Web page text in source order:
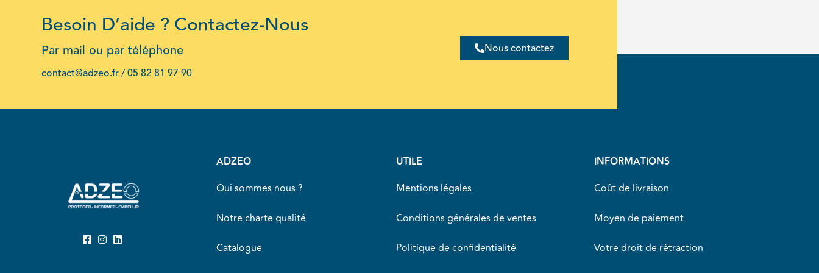
Besoin D’aide ? Contactez-Nous
Par mail ou par téléphone
contact@adzeo.fr/05 82 81 97 90
Nous contactez
ADZEO
Qui sommes nous ?
Notre charte qualité
Catalogue
UTILE
Mentions légales
Conditions générales de ventes
Politique de confidentialité
INFORMATIONS
Coût de livraison
Moyen de paiement
Votre droit de rétraction